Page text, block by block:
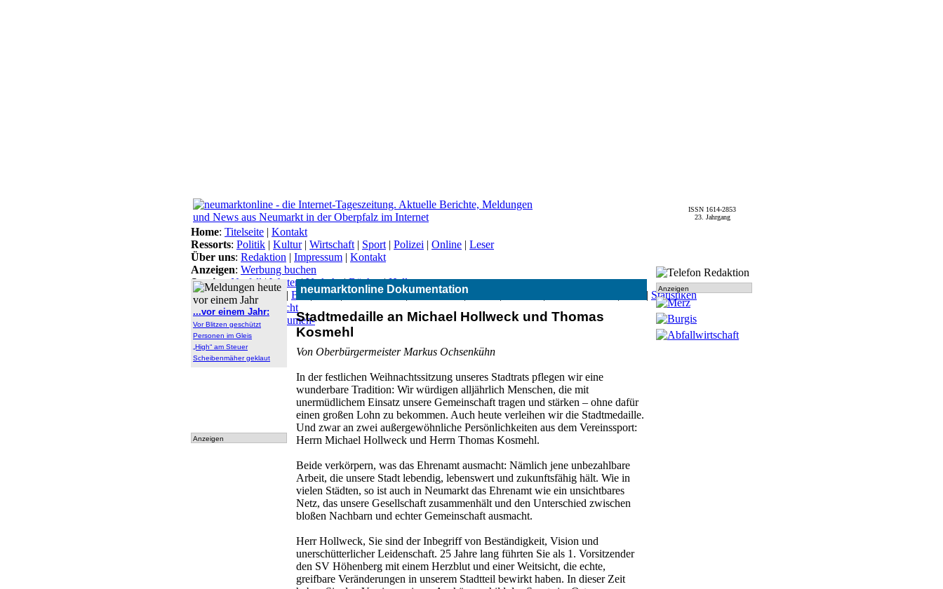
neumarktonline Dokumentation
Stadtmedaille an Michael Hollweck und Thomas
Kosmehl
Von Oberbürgermeister Markus Ochsenkühn
In der festlichen Weihnachtssitzung unseres Stadtrats pflegen wir eine
wunderbare Tradition: Wir würdigen alljährlich Menschen, die mit
unermüdlichem Einsatz unsere Gemeinschaft tragen und stärken – ohne dafür
einen großen Lohn zu bekommen. Auch heute verleihen wir die Stadtmedaille.
Und zwar an zwei außergewöhnliche Persönlichkeiten aus dem Vereinssport:
Herrn Michael Hollweck und Herrn Thomas Kosmehl.
Beide verkörpern, was das Ehrenamt ausmacht: Nämlich jene unbezahlbare
Arbeit, die unsere Stadt lebendig, lebenswert und zukunftsfähig hält. Wie in
vielen Städten, so ist auch in Neumarkt das Ehrenamt wie ein unsichtbares
Netz, das unsere Gesellschaft zusammenhält und den Unterschied zwischen
bloßen Nachbarn und echter Gemeinschaft ausmacht.
Herr Hollweck, Sie sind der Inbegriff von Beständigkeit, Vision und
unerschütterlicher Leidenschaft. 25 Jahre lang führten Sie als 1. Vorsitzender
den SV Höhenberg mit einem Herzblut und einer Weitsicht, die echte,
greifbare Veränderungen in unserem Stadtteil bewirkt haben. In dieser Zeit
...vor einem Jahr:
Vor Blitzen geschützt
Personen im Gleis
„High“ am Steuer
Scheibenmäher geklaut
Anzeigen
Anzeigen
ISSN 1614-2853
23. Jahrgang
Home: Titelseite | Kontakt
Ressorts: Politik | Kultur| Wirtschaft | Sport | Polizei | Online | Leser
Über uns: Redaktion | Impressum | Kontakt
Anzeigen: Werbung buchen
Service: Notfall | Wetter|Verkehr|Bücher|Hallo
Themen:Arbeitsamt | BN|CSU|Freie Wähler|Gesundheit| | Statistiken
Lokal-Links:Übersicht
Archiv:Archiv|Dokumen-
tationen